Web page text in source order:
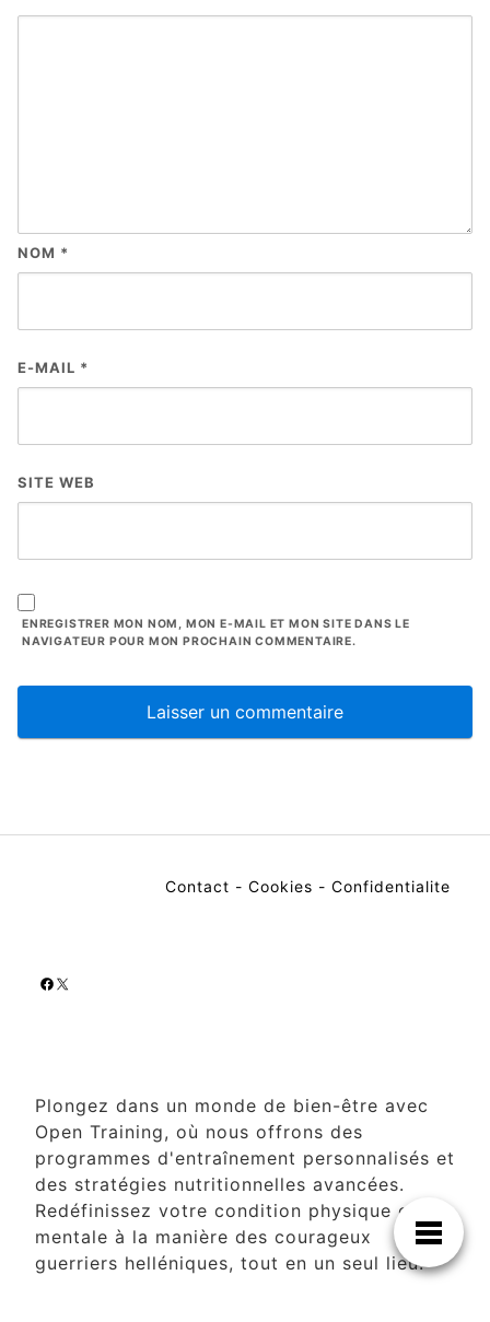
NOM *
E-MAIL *
SITE WEB
ENREGISTRER MON NOM, MON E-MAIL ET MON SITE DANS LE
NAVIGATEUR POUR MON PROCHAIN COMMENTAIRE.
Contact - Cookies - Confidentialite
Facebook
X
Plongez dans un monde de bien-être avec
Open Training, où nous offrons des
programmes d'entraînement personnalisés et
des stratégies nutritionnelles avancées.
Redéfinissez votre condition physique et
mentale à la manière des courageux
guerriers helléniques, tout en un seul lieu.